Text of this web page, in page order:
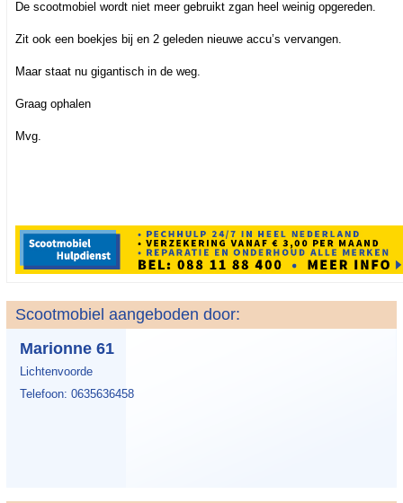
De scootmobiel wordt niet meer gebruikt zgan heel weinig opgereden.
Zit ook een boekjes bij en 2 geleden nieuwe accu’s vervangen.
Maar staat nu gigantisch in de weg.
Graag ophalen
Mvg.
Scootmobiel aangeboden door:
Marionne 61
Lichtenvoorde
Telefoon: 0635636458